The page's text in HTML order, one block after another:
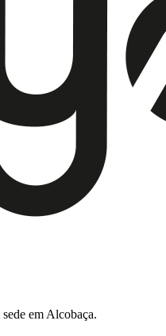
em Alcobaça.